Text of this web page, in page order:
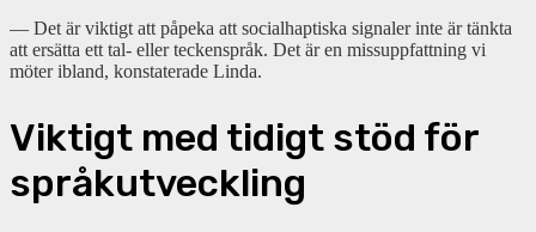
— Det är viktigt att påpeka att socialhaptiska signaler inte är tänkta
att ersätta ett tal- eller teckenspråk. Det är en missuppfattning vi
möter ibland, konstaterade Linda.
Viktigt med tidigt stöd för
språkutveckling